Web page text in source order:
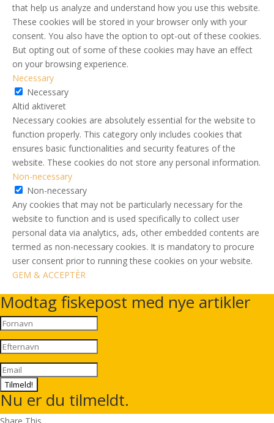
that help us analyze and understand how you use this website.
These cookies will be stored in your browser only with your
consent. You also have the option to opt-out of these cookies.
But opting out of some of these cookies may have an effect
on your browsing experience.
Necessary
Necessary
Altid aktiveret
Necessary cookies are absolutely essential for the website to
function properly. This category only includes cookies that
ensures basic functionalities and security features of the
website. These cookies do not store any personal information.
Non-necessary
Non-necessary
Any cookies that may not be particularly necessary for the
website to function and is used specifically to collect user
personal data via analytics, ads, other embedded contents are
termed as non-necessary cookies. It is mandatory to procure
user consent prior to running these cookies on your website.
GEM & ACCEPTÈR
Modtag fiskepost med nye artikler
Tilmeld!
Nu er du tilmeldt.